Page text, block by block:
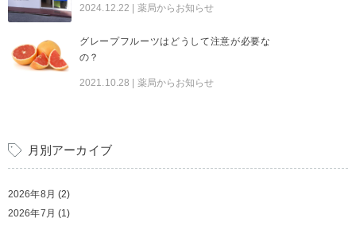
2024.12.22 | 薬局からお知らせ
グレープフルーツはどうして注意が必要な
の？
2021.10.28 | 薬局からお知らせ
月別アーカイブ
2026年8月 (2)
2026年7月 (1)